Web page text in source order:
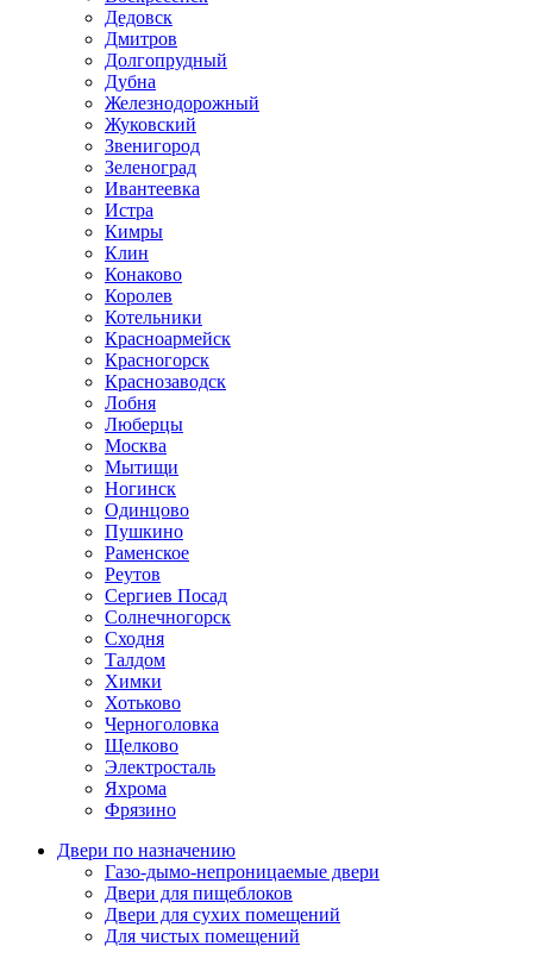
Дедовск
Дмитров
Долгопрудный
Дубна
Железнодорожный
Жуковский
Звенигород
Зеленоград
Ивантеевка
Истра
Кимры
Клин
Конаково
Королев
Котельники
Красноармейск
Красногорск
Краснозаводск
Лобня
Люберцы
Москва
Мытищи
Ногинск
Одинцово
Пушкино
Раменское
Реутов
Сергиев Посад
Солнечногорск
Сходня
Талдом
Химки
Хотьково
Черноголовка
Щелково
Электросталь
Яхрома
Фрязино
Двери по назначению
Газо-дымо-непроницаемые двери
Двери для пищеблоков
Двери для сухих помещений
Для чистых помещений